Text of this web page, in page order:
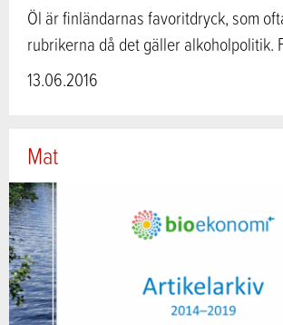
Öl är finländarnas favoritdryck, som
rubrikerna då det gäller alkoholpolitik.
13.06.2016
Mat